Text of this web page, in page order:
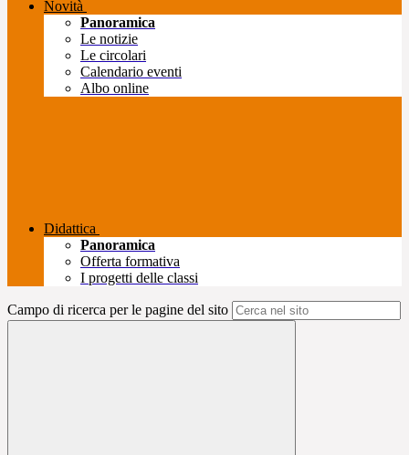
Novità
Panoramica
Le notizie
Le circolari
Calendario eventi
Albo online
Didattica
Panoramica
Offerta formativa
I progetti delle classi
Campo di ricerca per le pagine del sito